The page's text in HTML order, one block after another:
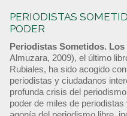
PERIODISTAS
PODER
Periodistas Sometidos.
Almuzara, 2009), el último
Rubiales, ha sido acogido
periodistas y ciudadanos
profunda crisis del
poder de miles de